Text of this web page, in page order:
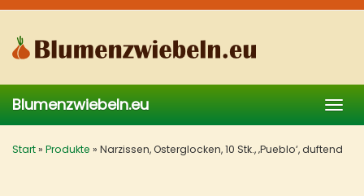
Skip
main
content
Blumenzwiebeln.eu
Start» Produkte » Narzissen, Osterglocken, 10 Stk., ‚Pueblo‘, duftend